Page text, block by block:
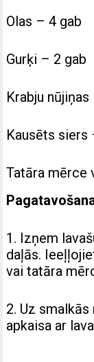
Olas – 4 gab
Gurķi – 2 gab
Krabju
Kausēts siers
Tatāra mērce
1. Izņem
daļās.
vai tatāra
2. Uz
apkaisa ar